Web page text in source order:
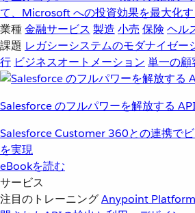
て、Microsoft への投資効果を最大化す
業種金融サービス 製造 小売 保険 ヘル
課題 レガシーシステムのモダナイゼー
行 ビジネスオートメーション 単一の顧
Salesforce のフルパワーを解放する
Salesforce Customer 360との連携で
を実現
eBookを読む
サービス
注目のトレーニングAnypoint